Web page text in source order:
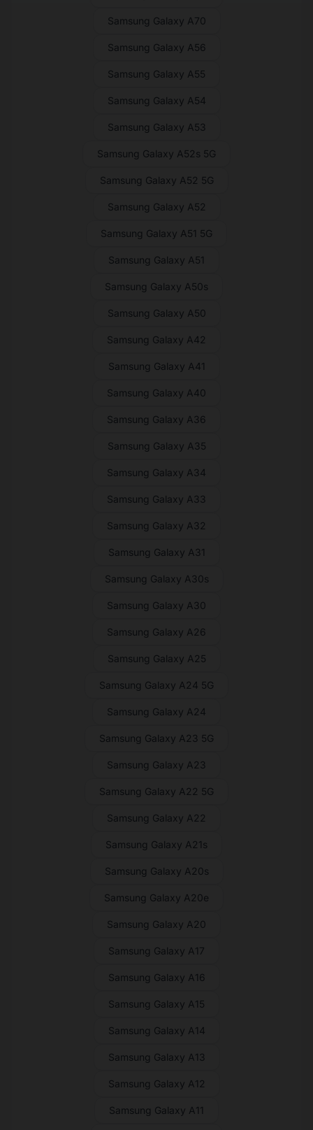
Samsung Galaxy A70
Samsung Galaxy A56
Samsung Galaxy A55
Samsung Galaxy A54
Samsung Galaxy A53
Samsung Galaxy A52s 5G
Samsung Galaxy A52 5G
Samsung Galaxy A52
Samsung Galaxy A51 5G
Samsung Galaxy A51
Samsung Galaxy A50s
Samsung Galaxy A50
Samsung Galaxy A42
Samsung Galaxy A41
Samsung Galaxy A40
Samsung Galaxy A36
Samsung Galaxy A35
Samsung Galaxy A34
Samsung Galaxy A33
Samsung Galaxy A32
Samsung Galaxy A31
Samsung Galaxy A30s
Samsung Galaxy A30
Samsung Galaxy A26
Samsung Galaxy A25
Samsung Galaxy A24 5G
Samsung Galaxy A24
Samsung Galaxy A23 5G
Samsung Galaxy A23
Samsung Galaxy A22 5G
Samsung Galaxy A22
Samsung Galaxy A21s
Samsung Galaxy A20s
Samsung Galaxy A20e
Samsung Galaxy A20
Samsung Galaxy A17
Samsung Galaxy A16
Samsung Galaxy A15
Samsung Galaxy A14
Samsung Galaxy A13
Samsung Galaxy A12
Samsung Galaxy A11